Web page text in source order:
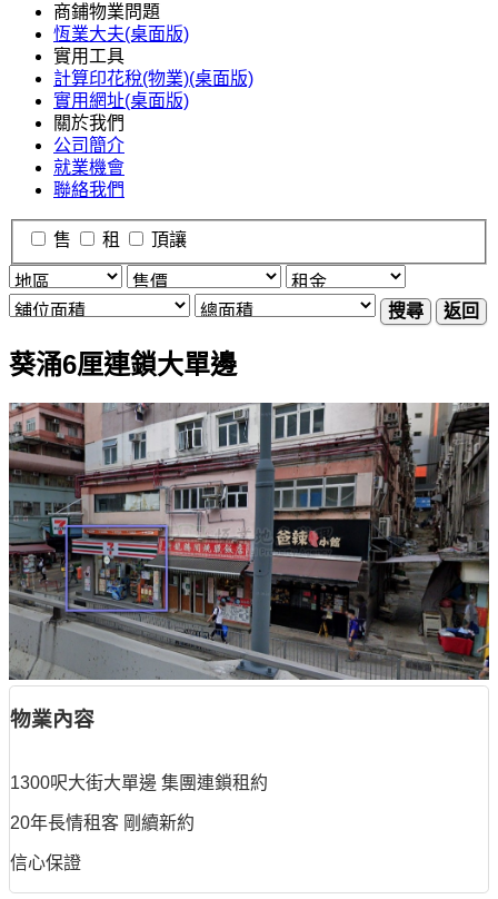
商鋪物業問題
恆業大夫(桌面版)
實用工具
計算印花稅(物業)(桌面版)
實用網址(桌面版)
關於我們
公司簡介
就業機會
聯絡我們
售 租 頂讓
搜尋 返回
葵涌6厘連鎖大單邊
物業內容
1300呎大街大單邊 集團連鎖租約
20年長情租客 剛續新約
信心保證